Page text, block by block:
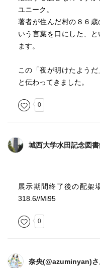
ユニーク。
著者が住んだ村の８６
いう言葉を口にした、
ます。
この「夜が明けたよう
と伝わってきました。
0
城西大学水田記念図
展示期間終了後の配架
318.6//Mi95
0
奈央(@azuminyan)さ